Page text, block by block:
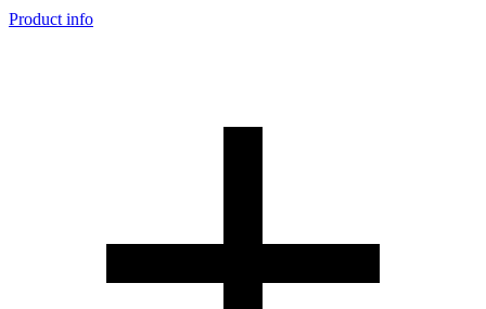
Product info